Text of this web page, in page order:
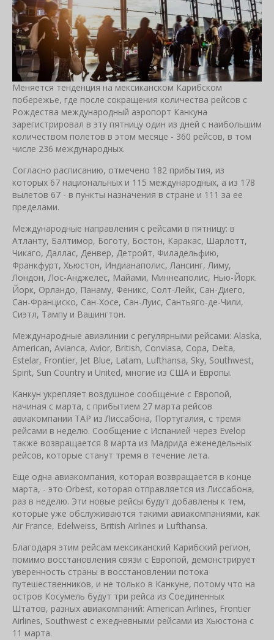
Меняется тенденция на мексиканском Карибском
побережье, где после сокращения количества рейсов с
Рождества международный аэропорт Канкуна
зарегистрировал в эту пятницу один из дней с наибольшим
количеством полетов в этом месяце - 360 рейсов, в том
числе 236 международных.
Согласно расписанию, отмечено 182 прибытия, из
которых 67 национальных и 115 международных, а из 178
вылетов 67 - в пункты назначения в стране и 111 за ее
пределами.
Международные направления с рейсами в пятницу: в
Атланту, Балтимор, Боготу, Бостон, Каракас, Шарлотт,
Чикаго, Даллас, Денвер, Детройт, Филадельфию,
Франкфурт, Хьюстон, Индианаполис, Лансинг, Лиму,
Лондон, Лос-Анджелес, Майами, Миннеаполис, Нью-Йорк.
Йорк, Орландо, Панаму, Феникс, Солт-Лейк, Сан-Диего,
Сан-Франциско, Сан-Хосе, Сан-Луис, Сантьяго-де-Чили,
Сиэтл, Тампу и Вашингтон.
Международные авиалинии с регулярными рейсами: Alaska,
American, Avianca, Avior, British, Conviasa, Copa, Delta,
Estelar, Frontier, Jet Blue, Latam, Lufthansa, Sky, Southwest,
Spirit, Sun Country и United, многие из США и Европы.
Канкун укрепляет воздушное сообщение с Европой,
начиная с марта, с прибытием 27 марта рейсов
авиакомпании TAP из Лиссабона, Португалия, с тремя
рейсами в неделю. Сообщение с Испанией через Evelop
также возвращается 8 марта из Мадрида еженедельных
рейсов, которые станут тремя в течение лета.
Еще одна авиакомпания, которая возвращается в конце
марта, - это Orbest, которая отправляется из Лиссабона,
раз в неделю. Эти новые рейсы будут добавлены к тем,
которые уже обслуживаются такими авиакомпаниями, как
Air France, Edelweiss, British Airlines и Lufthansa.
Благодаря этим рейсам мексиканский Карибский регион,
помимо восстановления связи с Европой, демонстрирует
уверенность страны в восстановлении потока
путешественников, и не только в Канкуне, потому что на
остров Косумель будут три рейса из Соединенных
Штатов, разных авиакомпаний: American Airlines, Frontier
Airlines, Southwest с ежедневными рейсами из Хьюстона с
11 марта.